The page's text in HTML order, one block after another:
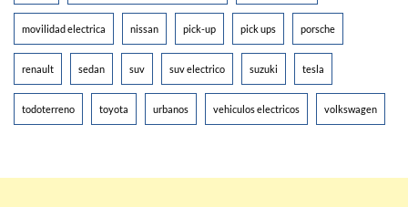
movilidad electrica nissan pick-up pick ups porsche
renault sedan suv suv electrico suzuki tesla
todoterreno toyota urbanos vehiculos electricos volkswagen